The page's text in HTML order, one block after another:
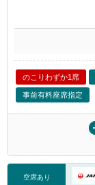
のこりわずか1席
事前有料座席指定
空席あり